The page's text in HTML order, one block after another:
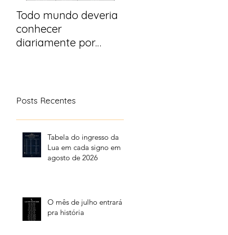
Todo mundo deveria
conhecer
diariamente por
Posts Recentes
Tabela do ingresso da
Lua em cada signo em
agosto de 2026
O mês de julho entrará
pra história